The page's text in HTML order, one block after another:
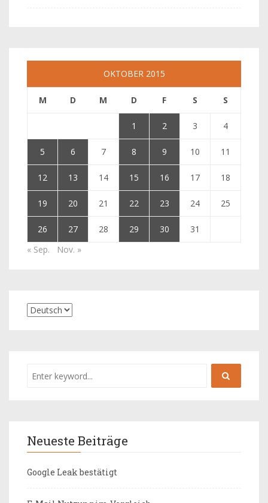
OKTOBER 2015
M D M D F S S
1 2 3 4
5 6 7 8 9 10 11
12 13 14 15 16 17 18
19 20 21 22 23 24 25
26 27 28 29 30
31
« Sep.
Nov. »
Neueste Beiträge
Google Leak bestätigt